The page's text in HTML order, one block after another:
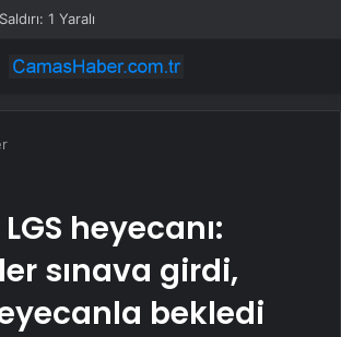
1 Yaralı
heyecanı:
sınava girdi,
bekledi